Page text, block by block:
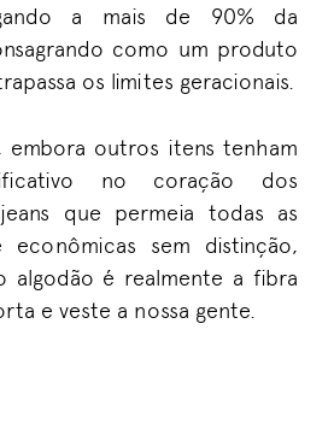
a mais de 90% da
como um produto
os limites geracionais.
embora outros itens tenham
no coração dos
que permeia todas as
econômicas sem distinção,
algodão é realmente a fibra
e veste a nossa gente.